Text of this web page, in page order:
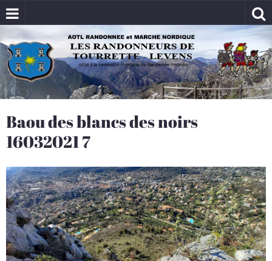
Baou des blancs des noirs
16032021 7